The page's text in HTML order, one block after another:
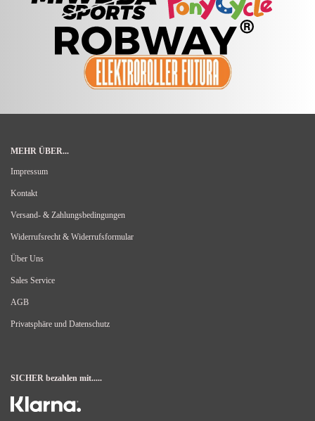
MEHR ÜBER...
Impressum
Kontakt
Versand- & Zahlungsbedingungen
Widerrufsrecht & Widerrufsformular
Über Uns
Sales Service
AGB
Privatsphäre und Datenschutz
SICHER bezahlen mit.....